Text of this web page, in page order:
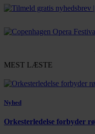
MEST LÆSTE
Nyhed
Orkesterledelse forbyder